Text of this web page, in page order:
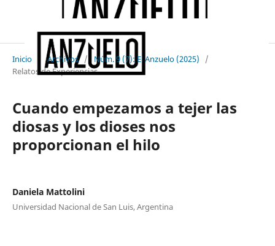
Inicio Archivos / Núm. 9 (7): El Anzuelo (2025)
/
Relatos de Experiencias
Cuando empezamos a tejer las
diosas y los dioses nos
proporcionan el hilo
Daniela Mattolini
Universidad Nacional de San Luis, Argentina